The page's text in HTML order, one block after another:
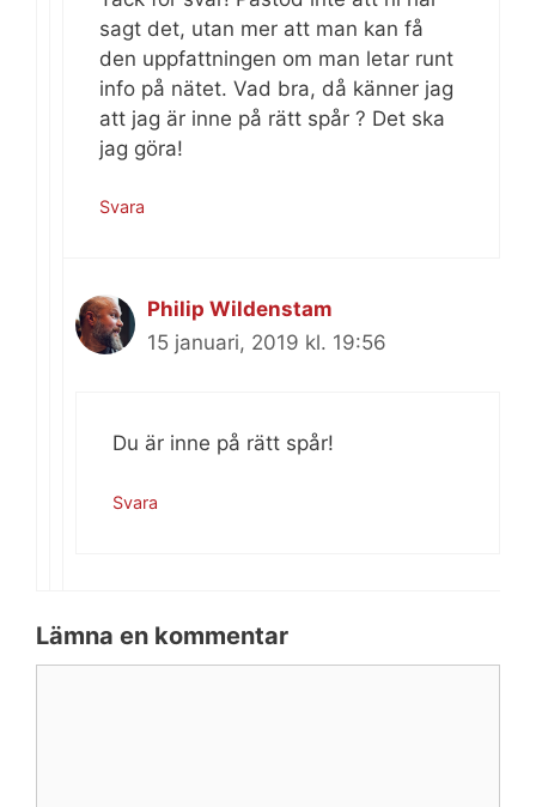
sagt det, utan mer att man kan få
den uppfattningen om man letar runt
info på nätet. Vad bra, då känner jag
att jag är inne på rätt spår ? Det ska
jag göra!
Svara
Philip Wildenstam
15 januari, 2019 kl. 19:56
Du är inne på rätt spår!
Svara
Lämna en kommentar